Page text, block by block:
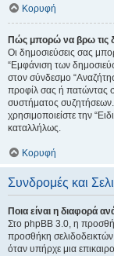
Κορυφή
Πώς μπορώ να βρω τις
Οι δημοσιεύσεις σας
“Εμφάνιση των
στον σύνδεσμο
προφίλ σας ή πατώντας
συστήματος συζητήσεων.
χρησιμοποιείστε την
καταλλήλως.
Κορυφή
Συνδρομές και
Ποια είναι η διαφορά
Στο phpBB 3.0, η
προσθήκη
όταν υπήρχε μια